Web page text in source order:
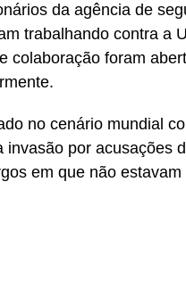
da agência de
trabalhando contra a
colaboração foram
no cenário mundial
invasão por acusações
em que não estavam